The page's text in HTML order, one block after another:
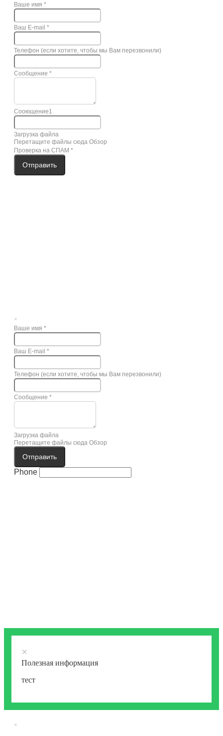
Ваше имя *
Ваш E-mail *
Телефон (если хотите, чтобы мы Вам перезвонили)
Сообщение *
Сооющение1
Загрузка файла
Перетащите файлы сюда Обзор
Проверка на СПАМ *
Отправить
×
Ваше имя *
Ваш E-mail *
Телефон (если хотите, чтобы мы Вам перезвонили)
Сообщение *
Загрузка файла
Перетащите файлы сюда Обзор
Отправить
Phone
×
Полезная информация
тест
×